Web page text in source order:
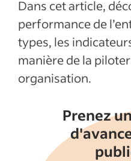
Dans cet article,
performance de
types, les
manière de la
organisation.
Prenez